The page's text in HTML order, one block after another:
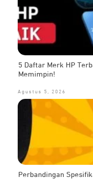
5 Daftar Merk HP
Memimpin!
Agustus 5, 2026
Perbandingan